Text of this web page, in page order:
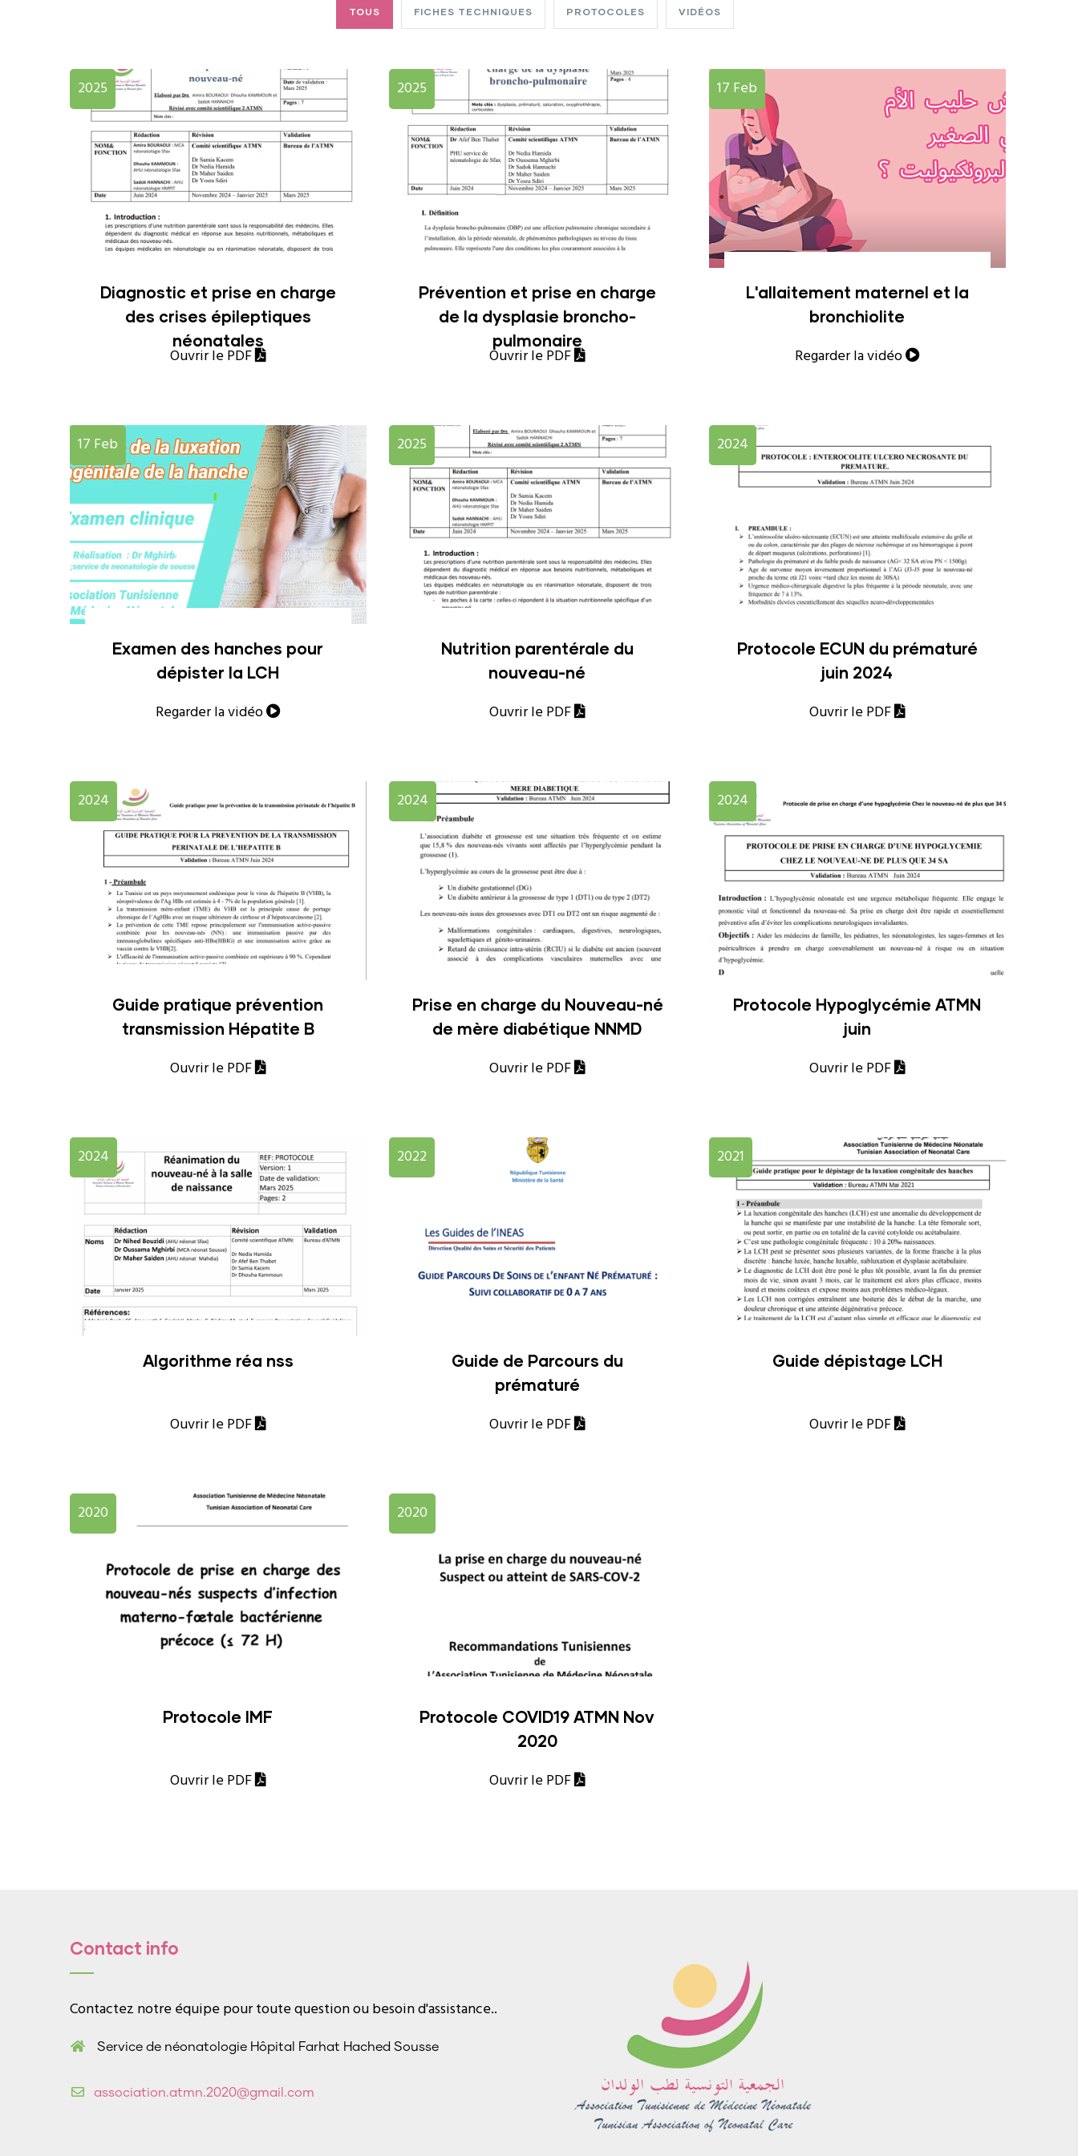
TOUS FICHES TECHNIQUES PROTOCOLES VIDÉOS
2025
Diagnostic et prise en charge
des crises épileptiques
néonatales
Ouvrir le PDF
2025
Prévention et prise en charge
de la dysplasie broncho-
pulmonaire
Ouvrir le PDF
17 Feb
L'allaitement maternel et la
bronchiolite
Regarder la vidéo
17 Feb
Examen des hanches pour
dépister la LCH
Regarder la vidéo
2025
Nutrition parentérale du
nouveau-né
Ouvrir le PDF
2024
Protocole ECUN du prématuré
juin 2024
Ouvrir le PDF
2024
Guide pratique prévention
transmission Hépatite B
Ouvrir le PDF
2024
Prise en charge du Nouveau-né
de mère diabétique NNMD
Ouvrir le PDF
2024
Protocole Hypoglycémie ATMN
juin
Ouvrir le PDF
2024
Algorithme réa nss
Ouvrir le PDF
2022
Guide de Parcours du
prématuré
Ouvrir le PDF
2021
Guide dépistage LCH
Ouvrir le PDF
2020
Protocole IMF
Ouvrir le PDF
2020
Protocole COVID19 ATMN Nov
2020
Ouvrir le PDF
Contact info
Contactez notre équipe pour toute question ou besoin d'assistance..
Service de néonatologie Hôpital Farhat Hached Sousse
association.atmn.2020@gmail.com